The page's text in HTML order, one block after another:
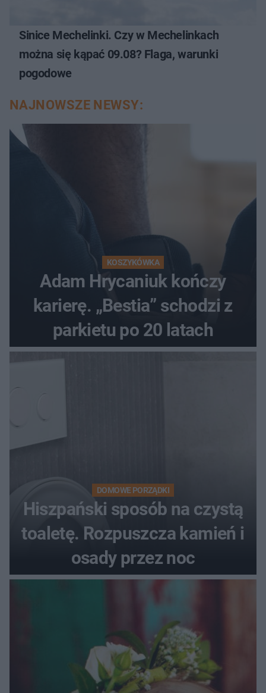
Sinice Mechelinki. Czy w Mechelinkach
można się kąpać 09.08? Flaga, warunki
pogodowe
NAJNOWSZE NEWSY:
KOSZYKÓWKA
Adam Hrycaniuk kończy
karierę. „Bestia” schodzi z
parkietu po 20 latach
DOMOWE PORZĄDKI
Hiszpański sposób na czystą
toaletę. Rozpuszcza kamień i
osady przez noc